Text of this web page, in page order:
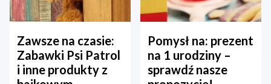
Zawsze na czasie:
Zabawki Psi Patrol
i inne produkty z
Pomysł na: prezent
na 1 urodziny –
sprawdź nasze